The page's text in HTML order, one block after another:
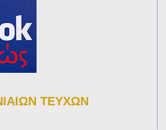
ΤΕΥΧΩΝ